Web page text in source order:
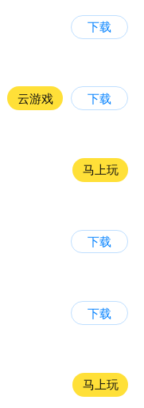
下载
云游戏 下载
马上玩
下载
下载
马上玩